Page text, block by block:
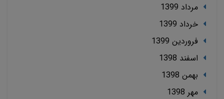
مرداد 1399
خرداد 1399
فروردین 1399
اسفند 1398
بهمن 1398
مهر 1398